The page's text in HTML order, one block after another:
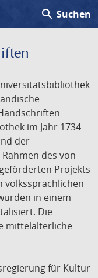
search Suchen
im Jahr 1734
der
des von
Projekts
volkssprachlichen
in einem
Die
mittelalterliche
für Kultur